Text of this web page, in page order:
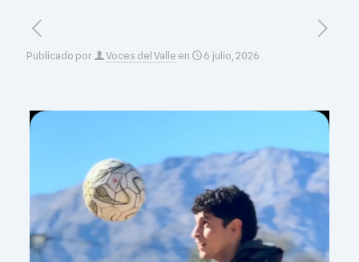
Publicado por Voces del Valle en 6 julio, 2026